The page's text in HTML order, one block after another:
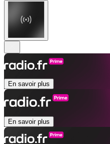
En savoir plus
En savoir plus